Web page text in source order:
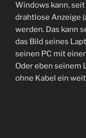
Windows kann,
drahtlose Anzeige
werden. Das kann
das Bild seines
seinen PC mit
Oder eben seinem
ohne Kabel ein